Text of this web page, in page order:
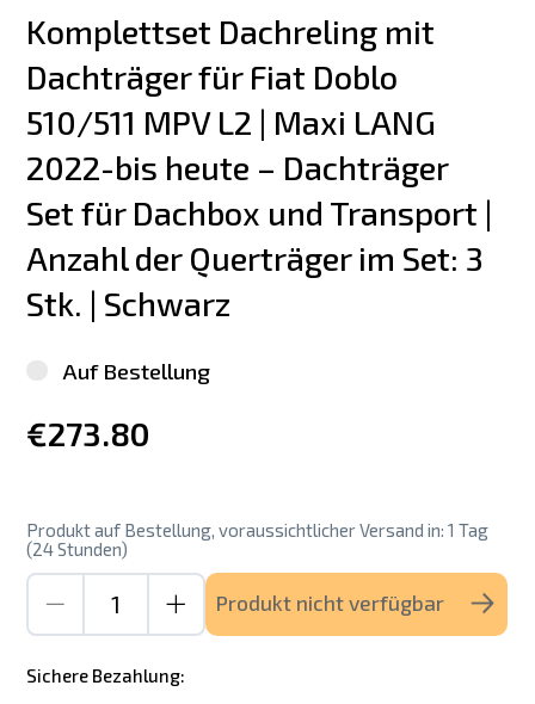
Komplettset Dachreling mit
Dachträger für Fiat Doblo
510/511 MPV L2 | Maxi LANG
2022-bis heute – Dachträger
Set für Dachbox und Transport |
Anzahl der Querträger im Set: 3
Stk. | Schwarz
Auf Bestellung
€273.80
Produkt auf Bestellung, voraussichtlicher Versand in: 1 Tag
(24 Stunden)
Produkt nicht verfügbar
Sichere Bezahlung: